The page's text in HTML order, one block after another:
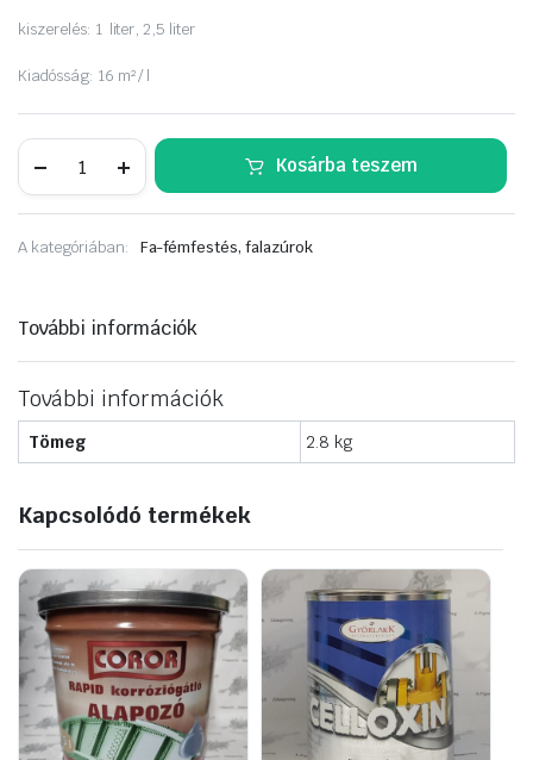
kiszerelés: 1 liter, 2,5 liter
Kiadósság: 16 m² / l
Durol
időjárásálló
és
zománc
Kosárba teszem
A kategóriában: Fa-fémfestés, falazúrok
További információk
További információk
Tömeg 2.8 kg
Kapcsolódó termékek